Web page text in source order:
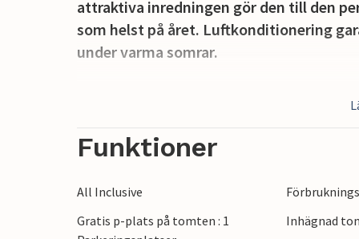
attraktiva inredningen gör den till den
som helst på året. Luftkonditionering
under varma somrar.
Njut av utomhuslivet på terrassen i
också inom gångavstånd. Zadar är en
Funktioner
All Inclusive
Gratis p-plats på tomten : 1
Inhägnad